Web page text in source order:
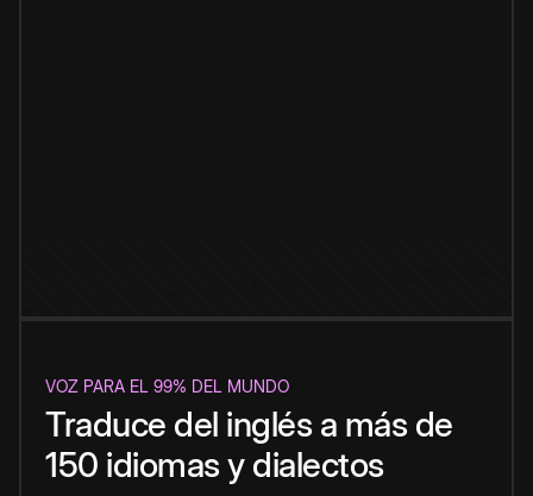
VOZ PARA EL 99% DEL MUNDO
Traduce del inglés a más de
150 idiomas y dialectos